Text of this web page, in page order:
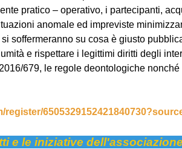
pratico – operativo, i partecipanti,
anomale ed impreviste
soffermeranno su cosa è giusto
e rispettare i legittimi diritti degli
679, le regole deontologiche
e le iniziative